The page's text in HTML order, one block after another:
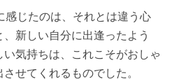
感じたのは、それとは違う心
新しい自分に出逢ったよう
気持ちは、これこそがおしゃ
せてくれるものでした。